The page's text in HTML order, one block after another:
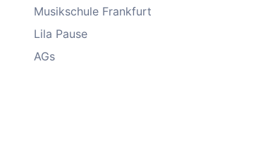
Musikschule Frankfurt
Lila Pause
AGs